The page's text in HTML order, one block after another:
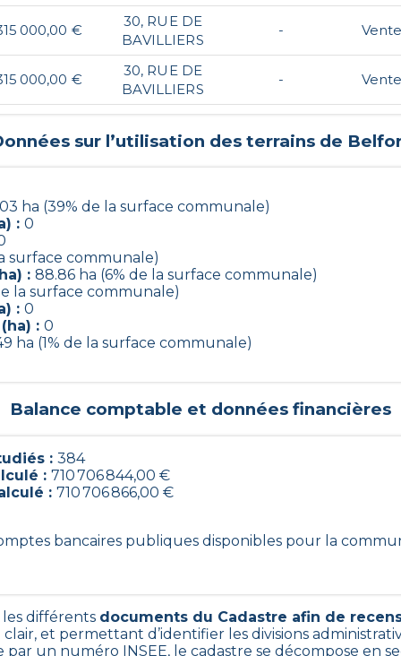
000,00 €
30, RUE DE
BAVILLIERS
-
000,00 €
30, RUE DE
BAVILLIERS
-
sur l’utilisation des terrains de
ha (39% de la surface communale)
: 0
surface communale)
: 88.86 ha (6% de la surface communale)
la surface communale)
: 0
: 0
ha (1% de la surface communale)
Balance comptable et données financières
: 384
: 710 706 844,00 €
: 710 706 866,00 €
bancaires publiques disponibles pour la
les différents documents du Cadastre afin de
clair, et permettant d’identifier les divisions
un numéro INSEE, le cadastre se décompose en